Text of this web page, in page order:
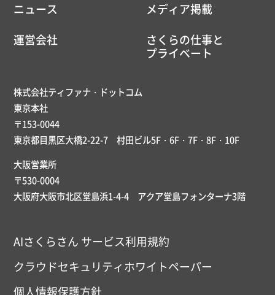
ニュース
メディア掲載
運営会社
さくらの仕事と
プライベート
株式会社ティファナ・ドットコム
東京本社
〒153-0044
東京都目黒区大橋2-22-7 村田ビル5F・6F・7F・8F・10F
大阪営業所
〒530-0004
大阪府大阪市北区堂島浜1-4-4 アクア堂島フォンターナ3階
AIさくらさん サービス利用規約
クラウドセキュリティホワイトペーパー
個人情報保護方針